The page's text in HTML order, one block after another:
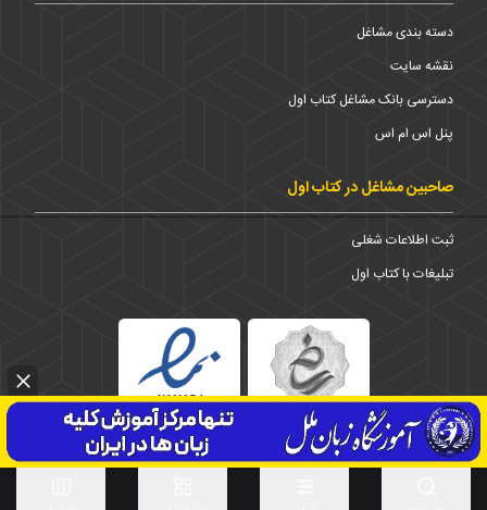
دسته بندی مشاغل
نقشه سایت
دسترسی بانک مشاغل کتاب اول
پنل اس ام اس
صاحبین مشاغل در کتاب اول
ثبت اطلاعات شغلی
تبلیغات با کتاب اول